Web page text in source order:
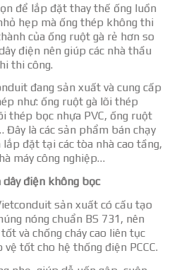
để lắp đặt thay thế ống luồn
hẹp mà ống thép không thi
của ống ruột gà rẻ hơn so
điện nên giúp các nhà thầu
thi công.
đang sản xuất và cung cấp
như: ống ruột gà lõi thép
thép bọc nhựa PVC, ống ruột
là các sản phẩm bán chạy
lắp đặt tại các tòa nhà cao tầng,
máy công nghiệp…
điện không bọc
sản xuất có cấu tạo
nóng chuẩn BS 731, nên
và chống cháy cao liên tục
tốt cho hệ thống điện PCCC.